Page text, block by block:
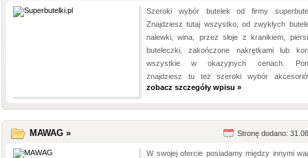
Szeroki wybór butelek od firmy
Znajdziesz tutaj wszystko, od zwykłych
nalewki, wina, przez słoje z kranikiem,
buteleczki, zakończone nakrętkami lub
wszystkie w okazyjnych cenach.
znajdziesz tu też szeroki wybór
zobacz szczegóły wpisu »
MAWAG » Stronę dodano:
W swojej ofercie posiadamy między innymi